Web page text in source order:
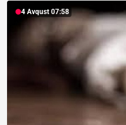
4 Avqust 07:58